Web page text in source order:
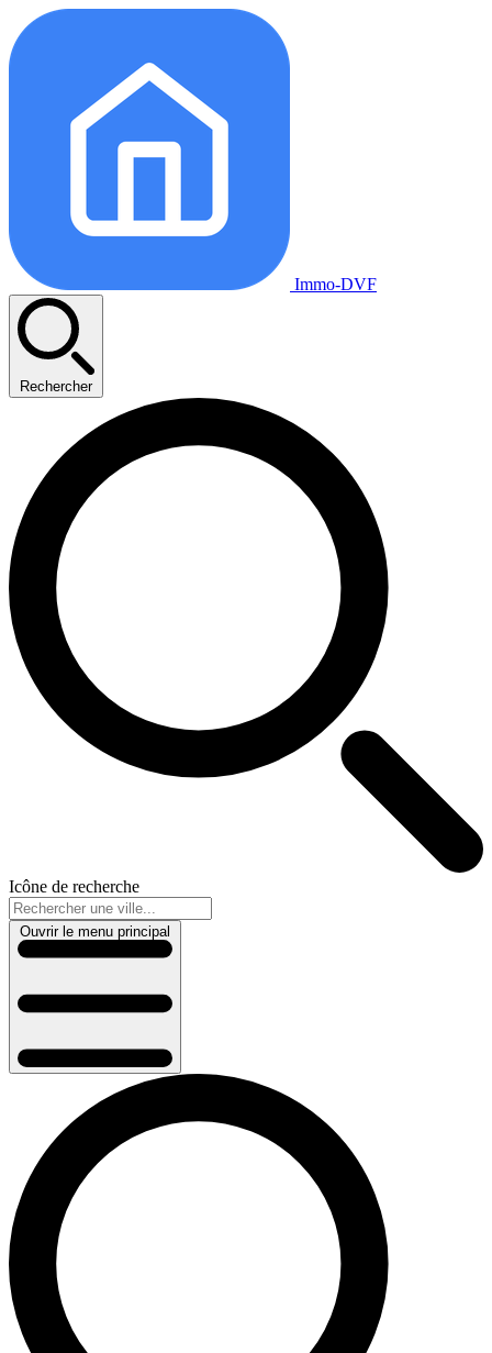
Immo-DVF
Rechercher
Icône de recherche
Ouvrir le menu principal